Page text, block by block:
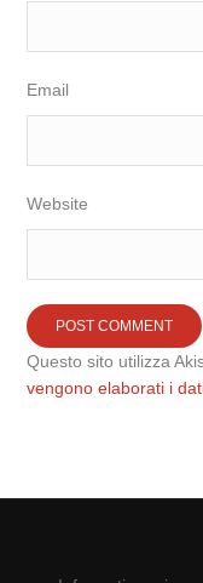
Email
Website
Questo sito utilizza
vengono elaborati i